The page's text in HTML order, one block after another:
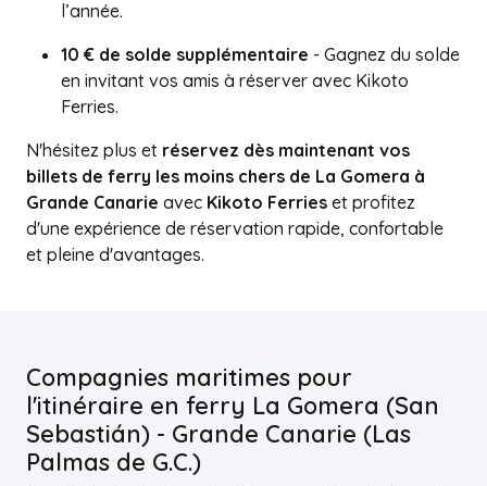
l’année.
10 € de solde supplémentaire - Gagnez du solde
en invitant vos amis à réserver avec Kikoto
Ferries.
N'hésitez plus et réservez dès maintenant vos
billets de ferry les moins chers de La Gomera à
Grande Canarie avec Kikoto Ferries et profitez
d'une expérience de réservation rapide, confortable
et pleine d'avantages.
Compagnies maritimes pour
l'itinéraire en ferry La Gomera (San
Sebastián) - Grande Canarie (Las
Palmas de G.C.)